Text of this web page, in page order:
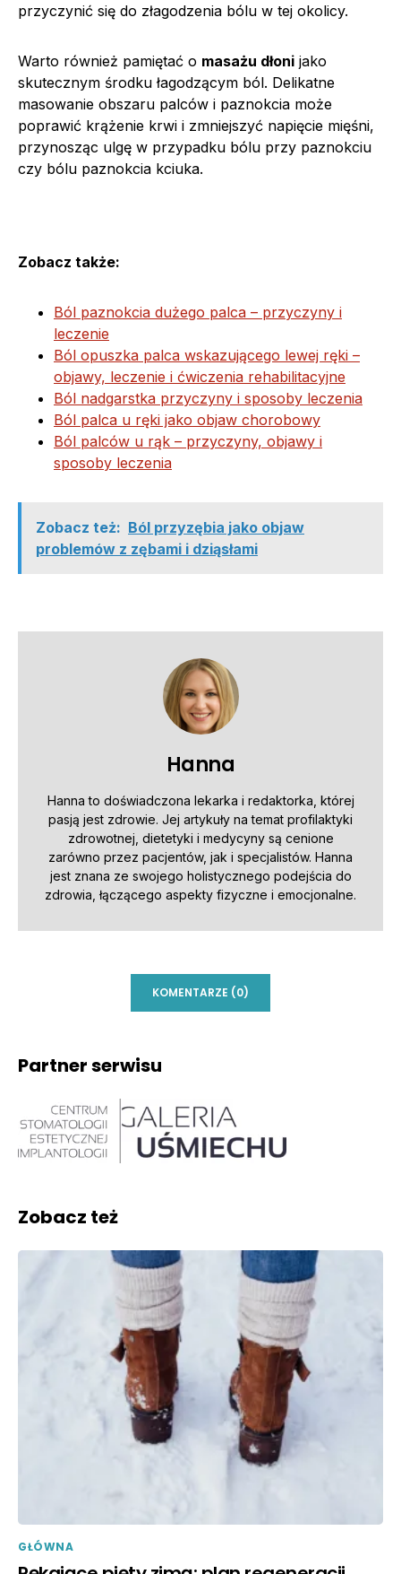
przyczynić się do złagodzenia bólu w tej okolicy.
Warto również pamiętać o masażu dłoni jako
skutecznym środku łagodzącym ból. Delikatne
masowanie obszaru palców i paznokcia może
poprawić krążenie krwi i zmniejszyć napięcie mięśni,
przynosząc ulgę w przypadku bólu przy paznokciu
czy bólu paznokcia kciuka.
Zobacz także:
Ból paznokcia dużego palca – przyczyny i
leczenie
Ból opuszka palca wskazującego lewej ręki –
objawy, leczenie i ćwiczenia rehabilitacyjne
Ból nadgarstka przyczyny i sposoby leczenia
Ból palca u ręki jako objaw chorobowy
Ból palców u rąk – przyczyny, objawy i
sposoby leczenia
Zobacz też: Ból przyzębia jako objaw
problemów z zębami i dziąsłami
Hanna
Hanna to doświadczona lekarka i redaktorka, której
pasją jest zdrowie. Jej artykuły na temat profilaktyki
zdrowotnej, dietetyki i medycyny są cenione
zarówno przez pacjentów, jak i specjalistów. Hanna
jest znana ze swojego holistycznego podejścia do
zdrowia, łączącego aspekty fizyczne i emocjonalne.
KOMENTARZE (0)
Partner serwisu
Zobacz też
GŁÓWNA